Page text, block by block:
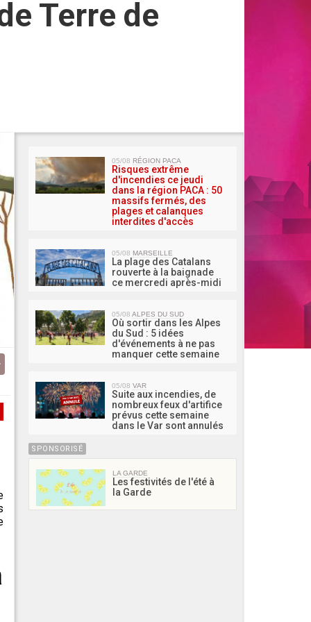
Terre de
05/08 RÉGION PACA
Risques extrême
d'incendies ce jeudi
dans la région PACA : 50
massifs fermés, des
plages et calanques
interdites d'accès
05/08 MARSEILLE
La plage des Catalans
rouverte à la baignade
ce mercredi après-midi
05/08 ALPES DU SUD
Où sortir dans les Alpes
du Sud : 5 idées
d'événements à ne pas
manquer cette semaine
05/08 VAR
Suite aux incendies, de
nombreux feux d'artifice
prévus cette semaine
dans le Var sont annulés
SPONSORISÉ
LA GARDE
Les festivités de l'été à
la Garde